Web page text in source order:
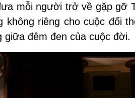
mỗi người trở về gặp gỡ
riêng cho cuộc đối
giữa đêm đen của cuộc đời.